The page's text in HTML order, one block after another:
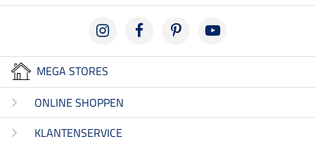
MEGA STORES
ONLINE SHOPPEN
KLANTENSERVICE